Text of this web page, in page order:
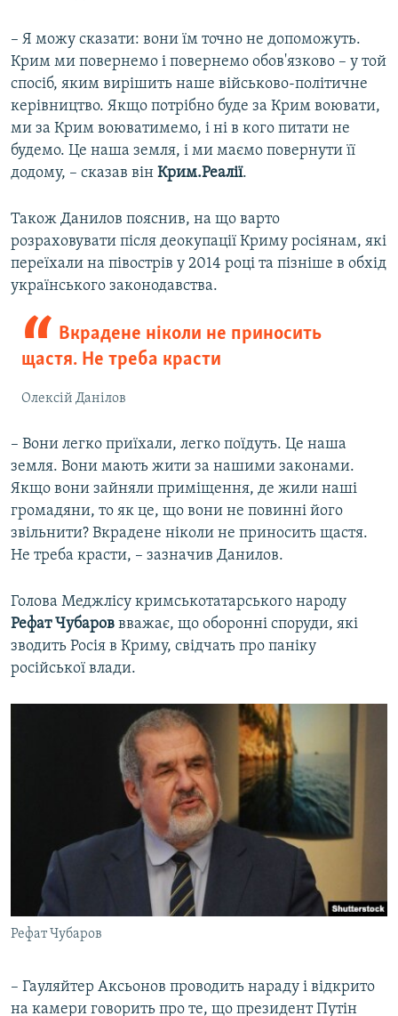
– Я можу сказати: вони їм точно не допоможуть.
Крим ми повернемо і повернемо обов'язково – у той
спосіб, яким вирішить наше військово-політичне
керівництво. Якщо потрібно буде за Крим воювати,
ми за Крим воюватимемо, і ні в кого питати не
будемо. Це наша земля, і ми маємо повернути її
додому, – сказав він Крим.Реалії.
Також Данилов пояснив, на що варто
розраховувати після деокупації Криму росіянам, які
переїхали на півострів у 2014 році та пізніше в обхід
українського законодавства.
Вкрадене ніколи не приносить
щастя. Не треба красти
Олексій Данілов
– Вони легко приїхали, легко поїдуть. Це наша
земля. Вони мають жити за нашими законами.
Якщо вони зайняли приміщення, де жили наші
громадяни, то як це, що вони не повинні його
звільнити? Вкрадене ніколи не приносить щастя.
Не треба красти, – зазначив Данилов.
Голова Меджлісу кримськотатарського народу
Рефат Чубаров вважає, що оборонні споруди, які
зводить Росія в Криму, свідчать про паніку
російської влади.
Рефат Чубаров
– Гауляйтер Аксьонов проводить нараду і відкрито
на камери говорить про те, що президент Путін